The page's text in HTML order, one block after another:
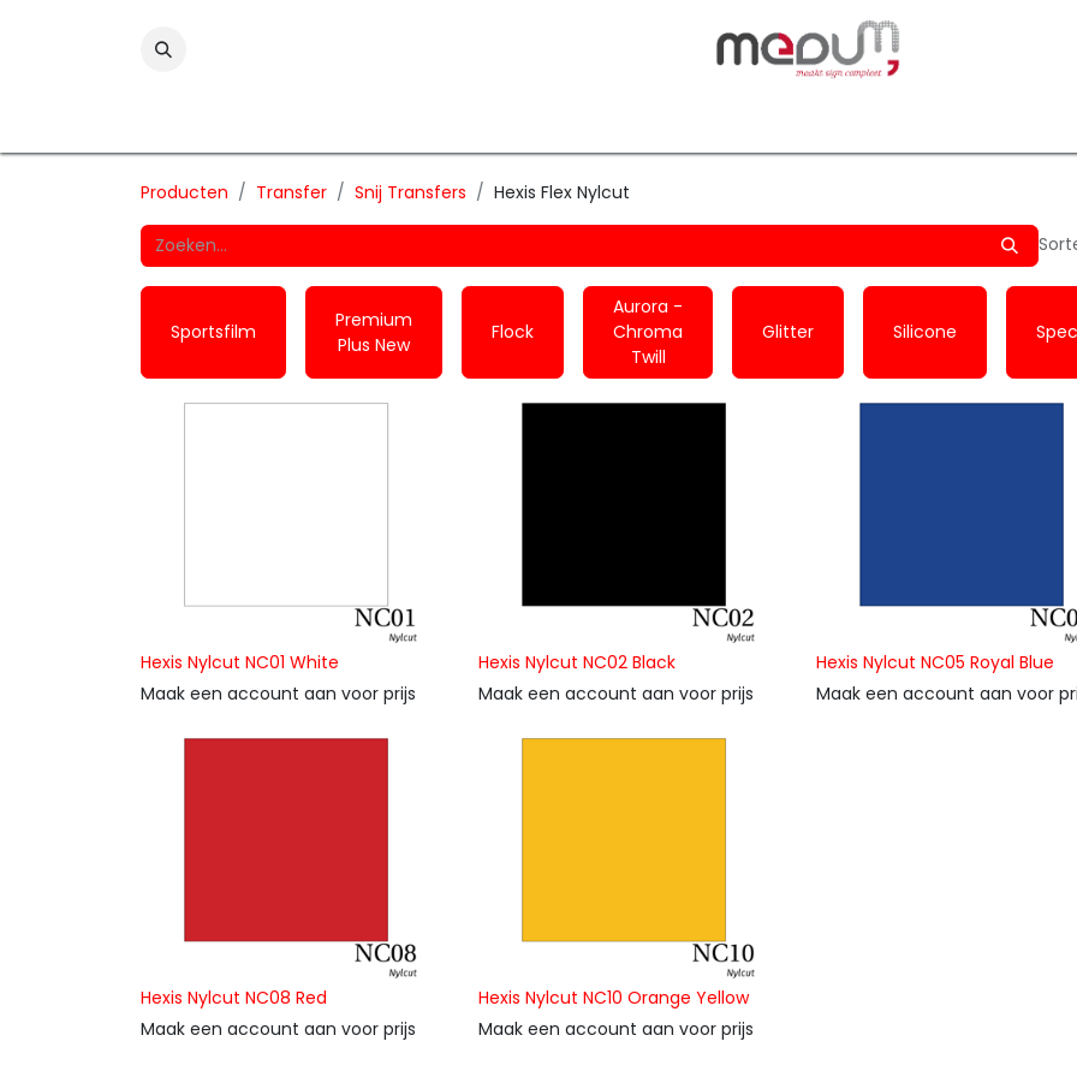
Producten Transfer Snij Transfers Hexis Flex Nylcut
Sportsfilm
Premium
Plus New
Flock
Aurora -
Chroma
Twill
Glitter Silicone
Hexis Nylcut NC01 White
Maak een account aan voor prijs
Hexis Nylcut NC02 Black
Maak een account aan voor prijs
Hexis Nylcut NC05 Royal Blue
Maak een account aan voor
Hexis Nylcut NC08 Red
Maak een account aan voor prijs
Hexis Nylcut NC10 Orange Yellow
Maak een account aan voor prijs